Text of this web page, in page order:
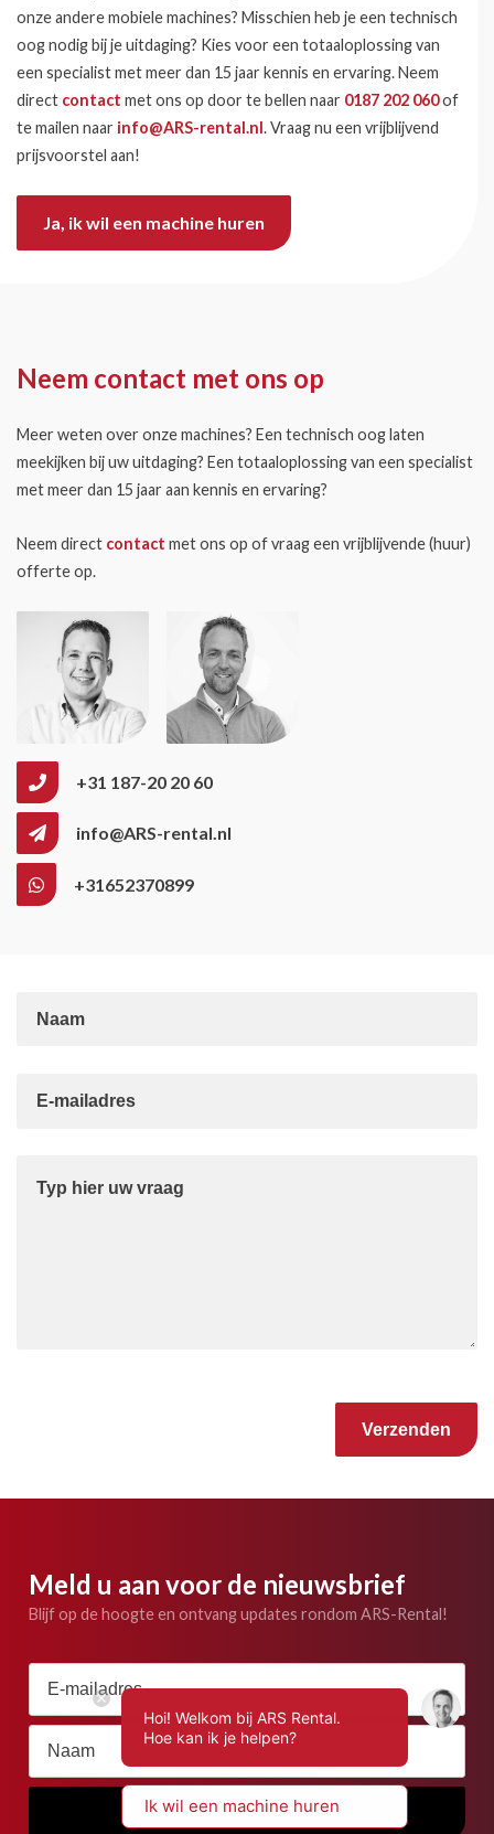
onze andere mobiele machines? Misschien heb je een technisch
oog nodig bij je uitdaging? Kies voor een totaaloplossing van
een specialist met meer dan 15 jaar kennis en ervaring. Neem
direct contact met ons op door te bellen naar 0187 202 060of
te mailen naar info@ARS-rental.nl. Vraag nu een vrijblijvend
prijsvoorstel aan!
Ja, ik wil een machine huren
Neem contact met ons op
Meer weten over onze machines? Een technisch oog laten
meekijken bij uw uitdaging? Een totaaloplossing van een specialist
met meer dan 15 jaar aan kennis en ervaring?
Neem direct contact met ons op of vraag een vrijblijvende (huur)
offerte op.
+31 187-20 20 60
info@ARS-rental.nl
+31652370899
Meld u aan voor de nieuwsbrief
Blijf op de hoogte en ontvang updates rondom ARS-Rental!
Hoi! Welkom bij ARS Rental.
Hoe kan ik je helpen?
Ik wil een machine huren